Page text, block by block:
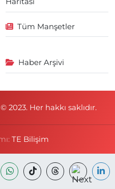
Tüm Manşetler
Haber Arşivi
2023. Her hakkı saklıdır.
TE Bilişim